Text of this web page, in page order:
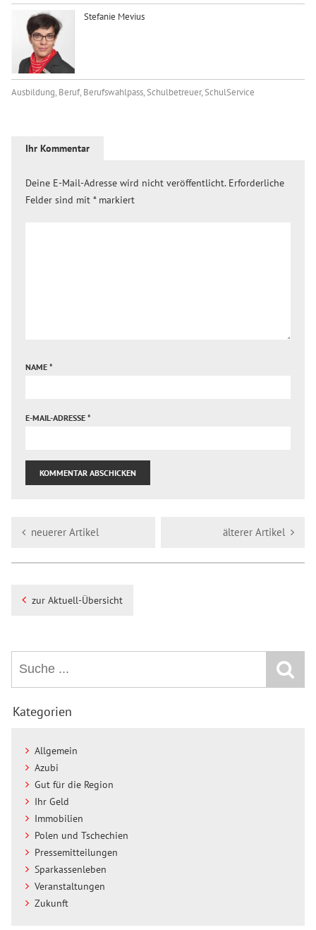
Stefanie Mevius
Ausbildung, Beruf, Berufswahlpass,Schulbetreuer,SchulService
Ihr Kommentar
Deine E-Mail-Adresse wird nicht veröffentlicht. Erforderliche
Felder sind mit *markiert
NAME *
E-MAIL-ADRESSE *
neuerer Artikel älterer Artikel
zur Aktuell-Übersicht
Kategorien
Allgemein
Azubi
Gut für die Region
Ihr Geld
Immobilien
Polen und Tschechien
Pressemitteilungen
Sparkassenleben
Veranstaltungen
Zukunft